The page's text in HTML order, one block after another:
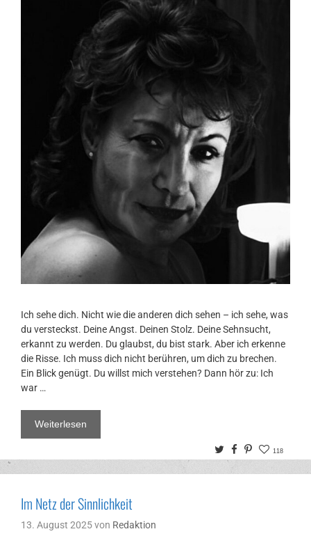
Ich sehe dich. Nicht wie die anderen dich sehen – ich sehe, was
du versteckst. Deine Angst. Deinen Stolz. Deine Sehnsucht,
erkannt zu werden. Du glaubst, du bist stark. Aber ich erkenne
die Risse. Ich muss dich nicht berühren, um dich zu brechen.
Ein Blick genügt. Du willst mich verstehen? Dann hör zu: Ich
war …
Weiterlesen
TwitterFacebook
Pinterest
118
Im Netz der Sinnlichkeit
13. August 2025von Redaktion